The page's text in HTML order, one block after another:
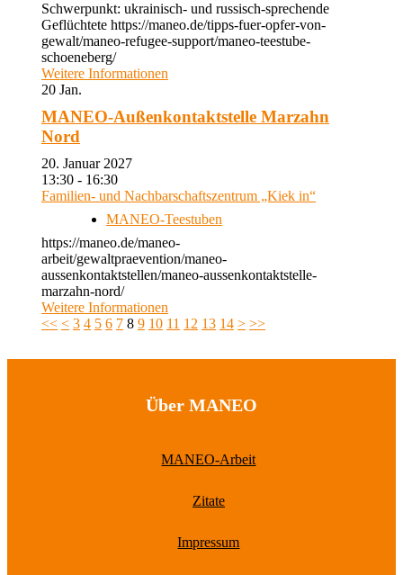
Schwerpunkt: ukrainisch- und russisch-sprechende
Geflüchtete https://maneo.de/tipps-fuer-opfer-von-
gewalt/maneo-refugee-support/maneo-teestube-
schoeneberg/
Weitere Informationen
20 Jan.
MANEO-Außenkontaktstelle Marzahn
Nord
20. Januar 2027
13:30 - 16:30
Familien- und Nachbarschaftszentrum „Kiek in“
MANEO-Teestuben
https://maneo.de/maneo-
arbeit/gewaltpraevention/maneo-
aussenkontaktstellen/maneo-aussenkontaktstelle-
marzahn-nord/
Weitere Informationen
<< < 3 4 5 6 7 8 9 10 11 12 13 14 > >>
Über MANEO
MANEO-Arbeit
Zitate
Impressum